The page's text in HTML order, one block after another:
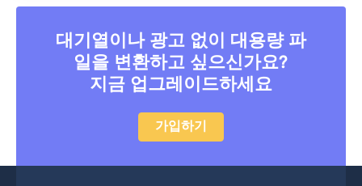
대기열이나 광고 없이 대용량 파
일을 변환하고 싶으신가요?
지금 업그레이드하세요
가입하기